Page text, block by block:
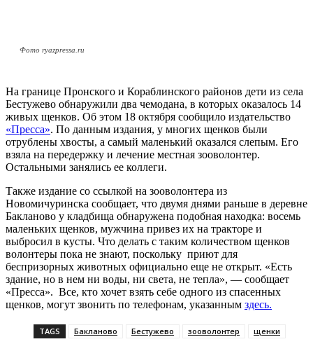
Фото ryazpressa.ru
На границе Пронского и Кораблинского районов дети из села
Бестужево обнаружили два чемодана, в которых оказалось 14
живых щенков. Об этом 18 октября сообщило издательство
«Пресса». По данным издания, у многих щенков были
отрублены хвосты, а самый маленький оказался слепым. Его
взяла на передержку и лечение местная зооволонтер.
Остальными занялись ее коллеги.
Также издание со ссылкой на зооволонтера из
Новомичуринска сообщает, что двумя днями раньше в деревне
Бакланово у кладбища обнаружена подобная находка: восемь
маленьких щенков, мужчина привез их на тракторе и
выбросил в кусты. Что делать с таким количеством щенков
волонтеры пока не знают, поскольку приют для
беспризорных животных официально еще не открыт. «Есть
здание, но в нем ни воды, ни света, не тепла», — сообщает
«Пресса». Все, кто хочет взять себе одного из спасенных
щенков, могут звонить по телефонам, указанным здесь.
TAGS Бакланово Бестужево зооволонтер щенки